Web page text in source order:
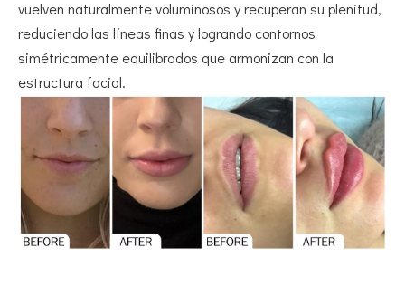
vuelven naturalmente voluminosos y recuperan su plenitud,
reduciendo las líneas finas y logrando contornos
simétricamente equilibrados que armonizan con la
estructura facial.